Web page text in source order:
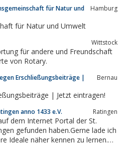
für Natur und
Hamburg
für Natur und Umwelt
Wittstock
für andere und Freundschaft
Werte von Rotary.
Erschließungsbeiträge |
Bernau
| Jetzt eintragen!
anno 1433 e.V. Ratingen
gefunden haben.Gerne lade ich